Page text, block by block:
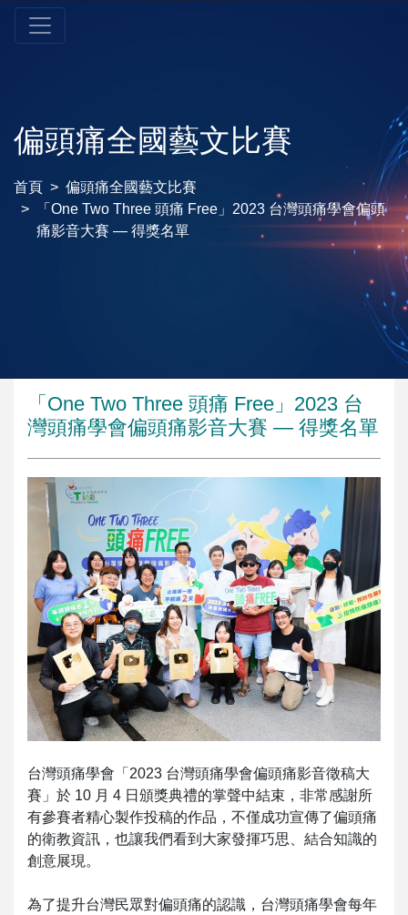
偏頭痛全國藝文比賽
首頁
偏頭痛全國藝文比賽
「One Two Three 頭痛 Free」2023 台灣頭痛學會偏頭
痛影音大賽 — 得獎名單
「One Two Three 頭痛 Free」2023 台
灣頭痛學會偏頭痛影音大賽 — 得獎名單
台灣頭痛學會「2023 台灣頭痛學會偏頭痛影音徵稿大
賽」於 10 月 4 日頒獎典禮的掌聲中結束，非常感謝所
有參賽者精心製作投稿的作品，不僅成功宣傳了偏頭痛
的衛教資訊，也讓我們看到大家發揮巧思、結合知識的
創意展現。
為了提升台灣民眾對偏頭痛的認識，台灣頭痛學會每年